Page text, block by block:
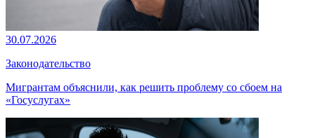
30.07.2026
Законодательство
Мигрантам объяснили, как решить проблему со сбоем на
«Госуслугах»